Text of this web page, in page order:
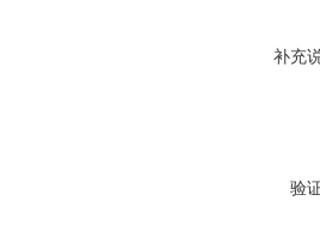
补充
验